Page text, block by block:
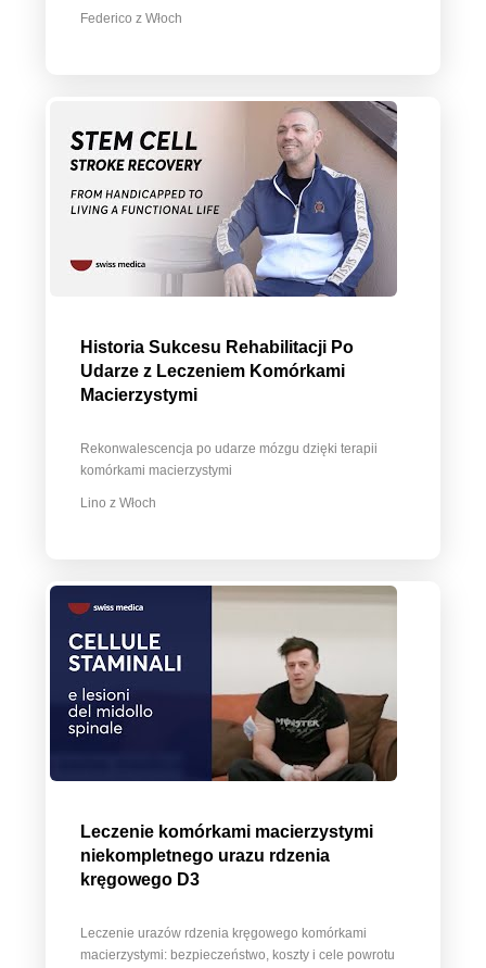
Federico z Włoch
Historia Sukcesu Rehabilitacji Po
Udarze z Leczeniem Komórkami
Macierzystymi
Rekonwalescencja po udarze mózgu dzięki terapii
komórkami macierzystymi
Lino z Włoch
Leczenie komórkami macierzystymi
niekompletnego urazu rdzenia
kręgowego D3
Leczenie urazów rdzenia kręgowego komórkami
macierzystymi: bezpieczeństwo, koszty i cele powrotu